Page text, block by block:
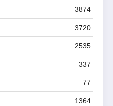
3874
3720
2535
337
77
1364